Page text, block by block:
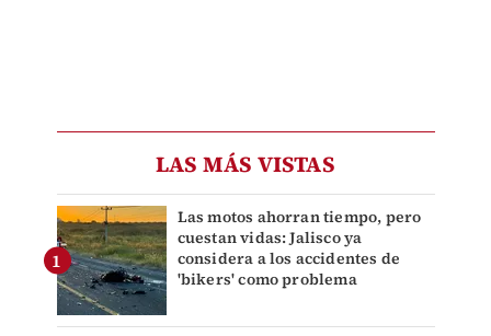
LAS MÁS VISTAS
Las motos ahorran tiempo, pero
cuestan vidas: Jalisco ya
considera a los accidentes de
'bikers' como problema